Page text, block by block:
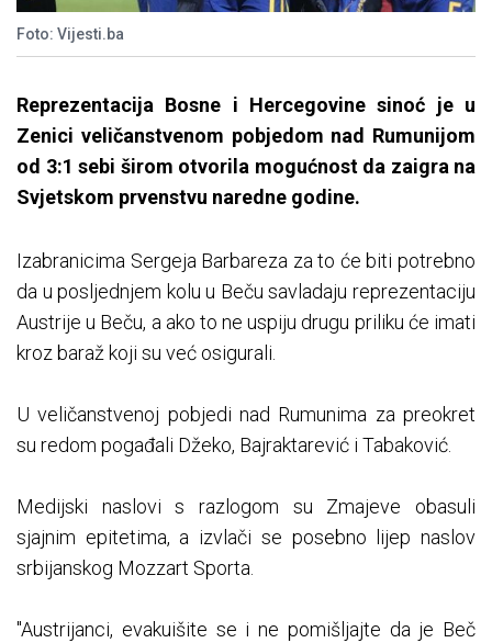
Foto: Vijesti.ba
Reprezentacija Bosne i Hercegovine sinoć je u
Zenici veličanstvenom pobjedom nad Rumunijom
od 3:1 sebi širom otvorila mogućnost da zaigra na
Svjetskom prvenstvu naredne godine.
Izabranicima Sergeja Barbareza za to će biti potrebno
da u posljednjem kolu u Beču savladaju reprezentaciju
Austrije u Beču, a ako to ne uspiju drugu priliku će imati
kroz baraž koji su već osigurali.
U veličanstvenoj pobjedi nad Rumunima za preokret
su redom pogađali Džeko, Bajraktarević i Tabaković.
Medijski naslovi s razlogom su Zmajeve obasuli
sjajnim epitetima, a izvlači se posebno lijep naslov
srbijanskog Mozzart Sporta.
"Austrijanci, evakuišite se i ne pomišljajte da je Beč